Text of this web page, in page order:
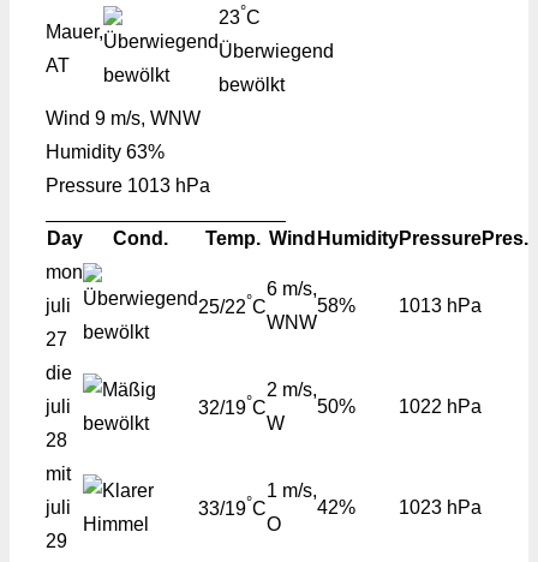
Mauer,
AT
23°C
Überwiegend
bewölkt
Wind 9 m/s, WNW
Humidity 63%
Pressure 1013 hPa
Day Cond. Temp. Wind HumidityPressurePres.
mon
juli
27
25/22°C
6 m/s,
WNW
58% 1013 hPa
die
juli
28
32/19°C
2 m/s,
W
50% 1022 hPa
mit
juli
29
33/19°C
1 m/s,
O
42% 1023 hPa